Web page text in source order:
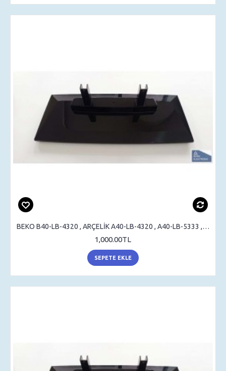
BEKO B40-LB-4320 , ARÇELİK A40-LB-4320 , A40-LB-5333 , STAND , SEHPA AYAK , MASA AYAK
1,000.00TL
SEPETE EKLE